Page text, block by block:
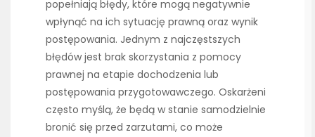
popełniają błędy, które mogą negatywnie
wpłynąć na ich sytuację prawną oraz wynik
postępowania. Jednym z najczęstszych
błędów jest brak skorzystania z pomocy
prawnej na etapie dochodzenia lub
postępowania przygotowawczego. Oskarżeni
często myślą, że będą w stanie samodzielnie
bronić się przed zarzutami, co może